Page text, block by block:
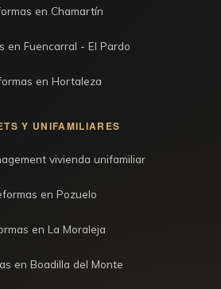
en Chamartín
en Fuencarral - El Pardo
en Hortaleza
Y UNIFAMILIARES
vivienda unifamiliar
en Pozuelo
en La Moraleja
en Boadilla del Monte